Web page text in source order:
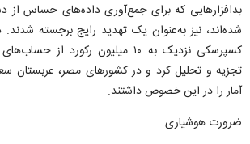
بدافزارهایی که برای جمع‌آوری داده‌های حساس از
کسپرسکی نزدیک به ۱۰ میلیون رکورد
تجزیه و تحلیل کرد و در کشورهای مصر، عربستان
آمار را در این خصوص داشتند.
ضرورت هوشیاری